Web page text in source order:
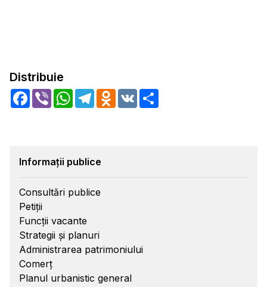
Distribuie
Facebook
Viber WhatsApp
TelegramOdnoklassniki
VK
Informații publice
Consultări publice
Petiții
Funcții vacante
Strategii și planuri
Administrarea patrimoniului
Comerț
Planul urbanistic general